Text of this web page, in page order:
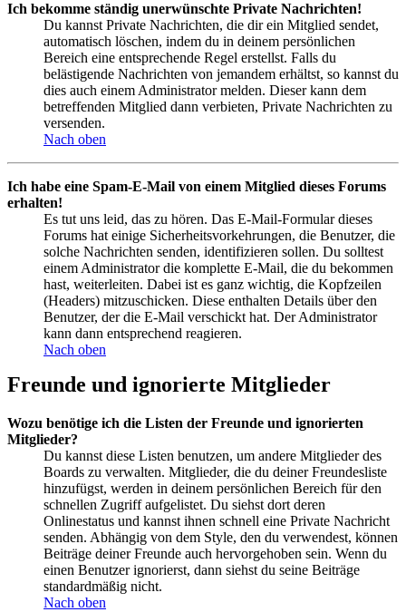
Ich bekomme ständig unerwünschte Private Nachrichten!
Du kannst Private Nachrichten, die dir ein Mitglied sendet,
automatisch löschen, indem du in deinem persönlichen
Bereich eine entsprechende Regel erstellst. Falls du
belästigende Nachrichten von jemandem erhältst, so kannst du
dies auch einem Administrator melden. Dieser kann dem
betreffenden Mitglied dann verbieten, Private Nachrichten zu
versenden.
Nach oben
Ich habe eine Spam-E-Mail von einem Mitglied dieses Forums
erhalten!
Es tut uns leid, das zu hören. Das E-Mail-Formular dieses
Forums hat einige Sicherheitsvorkehrungen, die Benutzer, die
solche Nachrichten senden, identifizieren sollen. Du solltest
einem Administrator die komplette E-Mail, die du bekommen
hast, weiterleiten. Dabei ist es ganz wichtig, die Kopfzeilen
(Headers) mitzuschicken. Diese enthalten Details über den
Benutzer, der die E-Mail verschickt hat. Der Administrator
kann dann entsprechend reagieren.
Nach oben
Freunde und ignorierte Mitglieder
Wozu benötige ich die Listen der Freunde und ignorierten
Mitglieder?
Du kannst diese Listen benutzen, um andere Mitglieder des
Boards zu verwalten. Mitglieder, die du deiner Freundesliste
hinzufügst, werden in deinem persönlichen Bereich für den
schnellen Zugriff aufgelistet. Du siehst dort deren
Onlinestatus und kannst ihnen schnell eine Private Nachricht
senden. Abhängig von dem Style, den du verwendest, können
Beiträge deiner Freunde auch hervorgehoben sein. Wenn du
einen Benutzer ignorierst, dann siehst du seine Beiträge
standardmäßig nicht.
Nach oben